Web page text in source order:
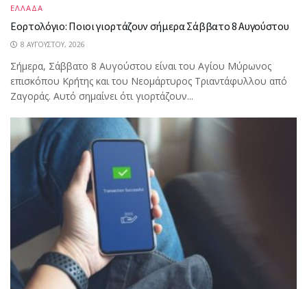
ΕΛΛΑΔΑ
Εορτολόγιο: Ποιοι γιορτάζουν σήμερα Σάββατο 8 Αυγούστου
8 ΑΥΓΟΎΣΤΟΥ, 2026
Σήμερα, Σάββατο 8 Αυγούστου είναι του Αγίου Μύρωνος
επισκόπου Κρήτης και του Νεομάρτυρος Τριαντάφυλλου από
Ζαγοράς. Αυτό σημαίνει ότι γιορτάζουν...